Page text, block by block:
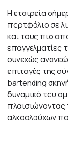
Η εταιρεία
πορτφόλιο σε
και τους πιο
επαγγελματίες
συνεχώς
επιταγές της
bartending
δυναμικό του
πλαισιώνοντας
αλκοολούχων